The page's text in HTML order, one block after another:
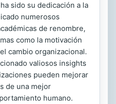
sido su dedicación a la
numerosos
de renombre,
como la motivación
cambio organizacional.
valiosos insights
pueden mejorar
de una mejor
humano.